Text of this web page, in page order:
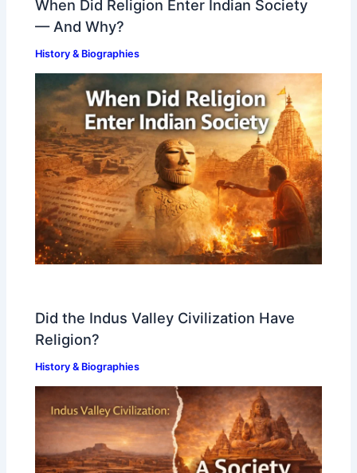
When Did Religion Enter Indian Society
— And Why?
History & Biographies
Did the Indus Valley Civilization Have
Religion?
History & Biographies